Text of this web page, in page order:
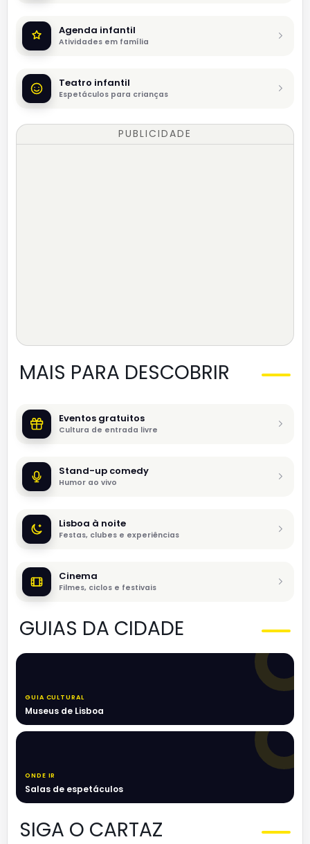
Agenda infantil
Atividades em família
Teatro infantil
Espetáculos para crianças
PUBLICIDADE
MAIS PARA DESCOBRIR
Eventos gratuitos
Cultura de entrada livre
Stand-up comedy
Humor ao vivo
Lisboa à noite
Festas, clubes e experiências
Cinema
Filmes, ciclos e festivais
GUIAS DA CIDADE
GUIA CULTURAL
Museus de Lisboa
ONDE IR
Salas de espetáculos
SIGA O CARTAZ